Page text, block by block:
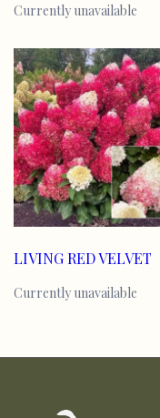
Currently unavailable
LIVING RED VELVET
Currently unavailable